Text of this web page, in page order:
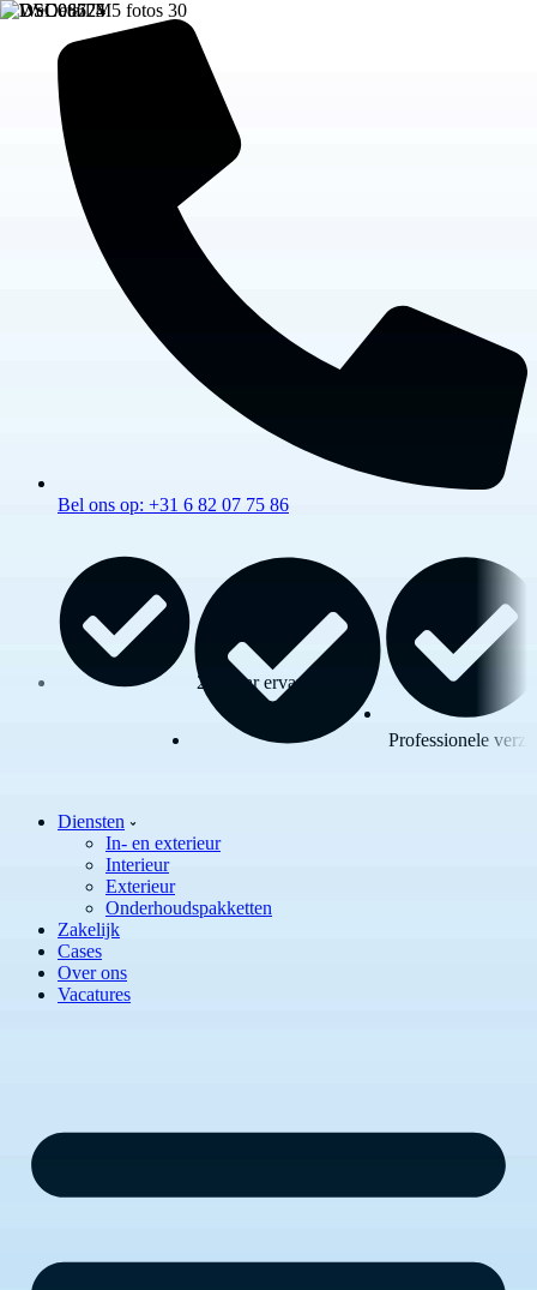
Bel ons op: +31 6 82 07 75 86
25+ jaar ervaring
Professionele
Diensten
In- en exterieur
Interieur
Exterieur
Onderhoudspakketten
Zakelijk
Cases
Over ons
Vacatures